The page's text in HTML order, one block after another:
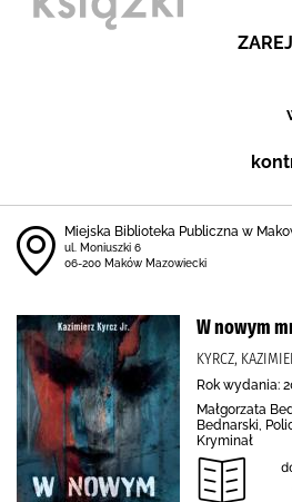
Miejska Biblioteka Publiczna w
ul. Moniuszki 6
06-200 Maków Mazowiecki
W nowym
KYRCZ,
Rok wydania:
Małgorzata
Bednarski,
Kryminał